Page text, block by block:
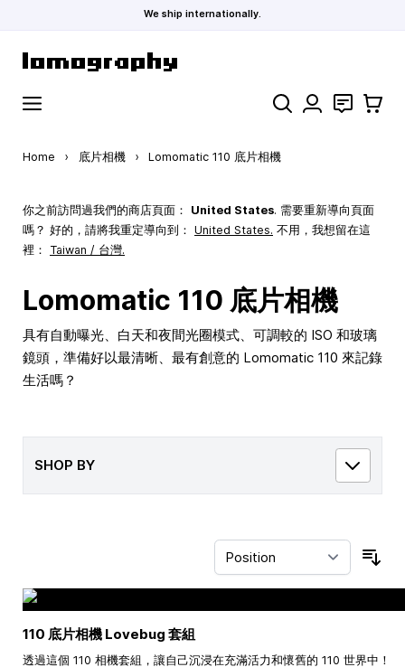
We ship internationally.
Search 聯絡 購物車
Home › 底片相機 › Lomomatic 110 底片相機
你之前訪問過我們的商店頁面： United States. 需要重新導向頁面
嗎？ 好的，請將我重定導向到： United States. 不用，我想留在這
裡： Taiwan / 台灣.
Lomomatic 110 底片相機
具有自動曝光、白天和夜間光圈模式、可調較的 ISO 和玻璃
鏡頭，準備好以最清晰、最有創意的 Lomomatic 110 來記錄
生活嗎？
SHOP BY
110 底片相機 Lovebug 套組
透過這個 110 相機套組，讓自己沉浸在充滿活力和懷舊的 110 世界中！